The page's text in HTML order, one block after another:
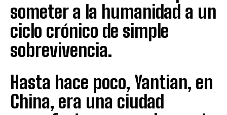
someter a la humanidad a un
ciclo crónico de simple
sobrevivencia.
Hasta hace poco, Yantian, en
China, era una ciudad